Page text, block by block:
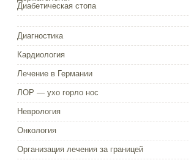
Диабетическая стопа
Диагностика
Кардиология
Лечение в Германии
ЛОР — ухо горло нос
Неврология
Онкология
Организация лечения за границей